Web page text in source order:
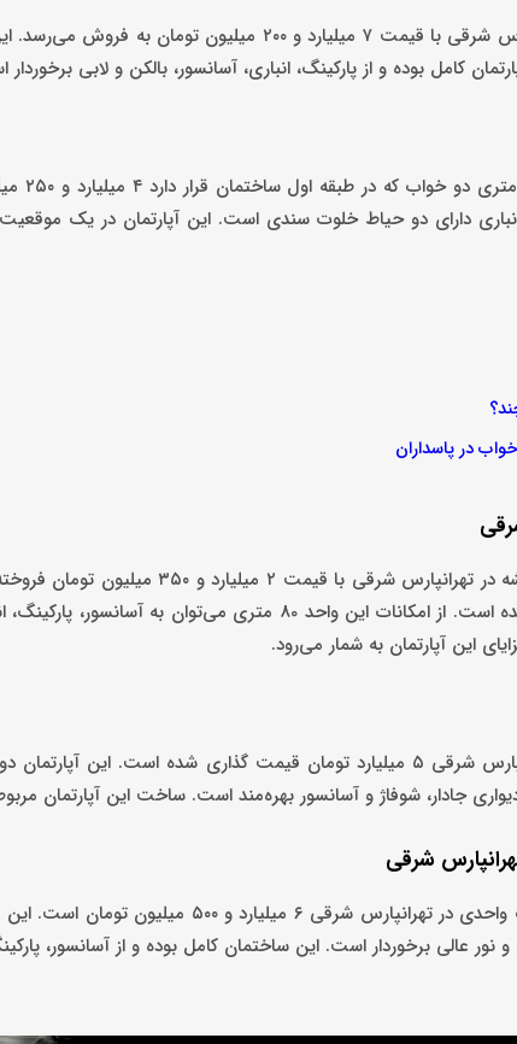
یک واحد آپارتمان ۸۰ متری نوساز در تهرانپارس شرقی با قیمت ۷
کامل بوده و از پارکینگ، انباری، آسانسور، بالکن و لابی
دارای دو حیاط خلوت سندی است. این آپارتمان در یک موقعیت
در پاسداران
طبقه اول یک ساختمان چهار طبقه ساخته شده است. از امکانات این واحد
این آپارتمان به شمار می‌رود.
یک آپارتمان ۸۰ متری خوش نقشه در تهرانپارس شرقی ۵ میلیارد تومان قیمت گذاری
جادار، شوفاژ و آسانسور بهره‌مند است. ساخت این آپارتمان مربوط به
عالی برخوردار است. این ساختمان کامل بوده و از آسانسور،